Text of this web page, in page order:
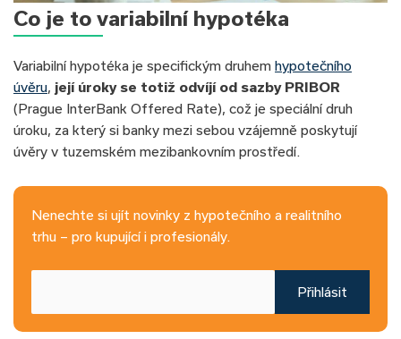
Co je to variabilní hypotéka
Variabilní hypotéka je specifickým druhem hypotečního
úvěru, její úroky se totiž odvíjí od sazby PRIBOR
(Prague InterBank Offered Rate), což je speciální druh
úroku, za který si banky mezi sebou vzájemně poskytují
úvěry v tuzemském mezibankovním prostředí.
Nenechte si ujít novinky z hypotečního a realitního
trhu – pro kupující i profesionály.
Přihlásit